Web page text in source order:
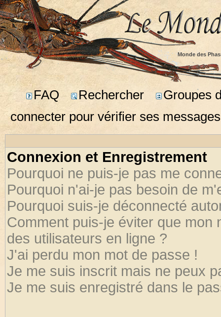
Monde des
FAQ Rechercher
Groupes
connecter pour vérifier ses
Connexion et Enregistrement
Pourquoi ne puis-je pas me
Pourquoi n'ai-je pas besoin de
Pourquoi suis-je déconnecté
Comment puis-je éviter que mon
des utilisateurs en ligne ?
J'ai perdu mon mot de passe !
Je me suis inscrit mais ne peux
Je me suis enregistré dans le